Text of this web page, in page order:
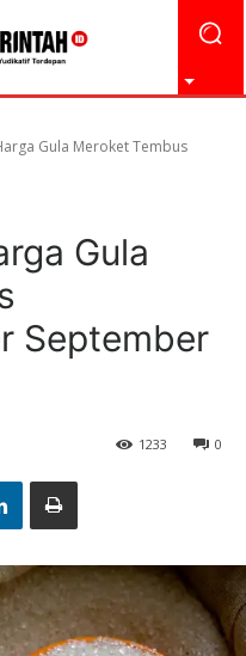
Gula Meroket Tembus
Gula
September
0
1233